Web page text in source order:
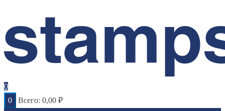
0
0
Всего: 0,00 ₽